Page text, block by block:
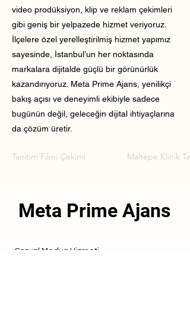
video prodüksiyon, klip ve reklam çekimleri
gibi geniş bir yelpazede hizmet veriyoruz.
İlçelere özel yerelleştirilmiş hizmet yapımız
sayesinde, İstanbul’un her noktasında
markalara dijitalde güçlü bir görünürlük
kazandırıyoruz. Meta Prime Ajans, yenilikçi
bakış açısı ve deneyimli ekibiyle sadece
bugünün değil, geleceğin dijital ihtiyaçlarına
da çözüm üretir.
Tanıtım Filmi Çekimi Maltepe Klinik
Meta Prime Ajans
Sosyal Medya Hizmeti